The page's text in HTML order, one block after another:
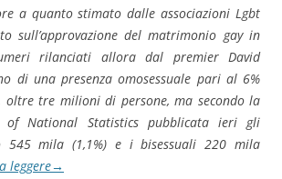
a quanto stimato dalle associazioni Lgbt
sull’approvazione del matrimonio gay in
rilanciati allora dal premier David
di una presenza omosessuale pari al 6%
oltre tre milioni di persone, ma secondo la
of National Statistics pubblicata ieri gli
545 mila (1,1%) e i bisessuali 220 mila
leggere→